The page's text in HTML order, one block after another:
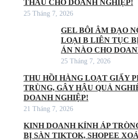
THẦU CHO DOANH NGHIỆP!
25 Tháng 7, 2026
GEL BÔI ÂM ĐẠO
LOẠI B LIÊN TỤC
ÁN NÀO CHO
25 Tháng 7, 2026
THU HỒI HÀNG LOẠT GIẤY
TRÙNG, GÂY HẬU QUẢ
DOANH NGHIỆP!
21 Tháng 7, 2026
KINH DOANH KÍNH ÁP
BỊ SÀN TIKTOK, SHOPEE